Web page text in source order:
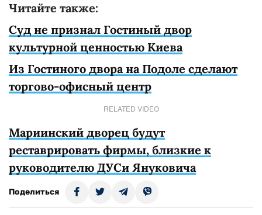
Читайте также:
Суд не признал Гостиный двор
культурной ценностью Киева
Из Гостиного двора на Подоле сделают
торгово-офисный центр
RELATED VIDEO
Мариинский дворец будут
реставрировать фирмы, близкие к
руководителю ДУСи Януковича
Поделиться